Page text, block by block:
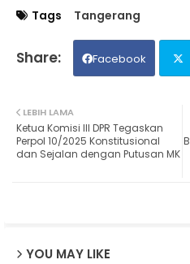
Tags Tangerang
Facebook
LEBIH LAMA
Ketua Komisi III DPR Tegaskan
Perpol 10/2025 Konstitusional
dan Sejalan dengan Putusan MK
YOU MAY LIKE